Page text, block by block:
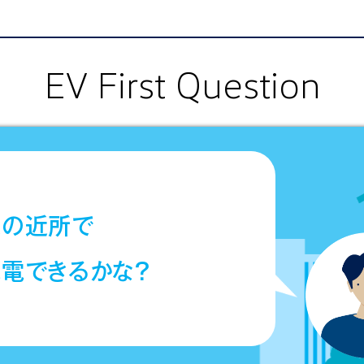
EV First Question
近所で
できるかな？